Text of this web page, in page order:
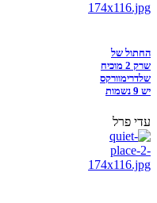
החתול של
שרק 2 מוכיח
שלדרימוורקס
יש 9 נשמות
עדי פרל